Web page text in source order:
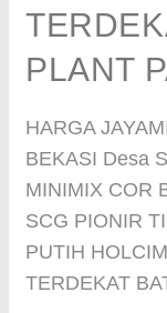
PLANT
HARGA
BEKASI Desa
MINIMIX COR
SCG PIONIR
PUTIH
TERDEKAT